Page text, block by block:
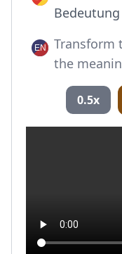
Transform
the
0.5x